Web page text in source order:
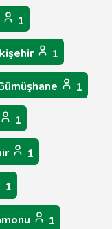
1
1
1
1
1
1
1